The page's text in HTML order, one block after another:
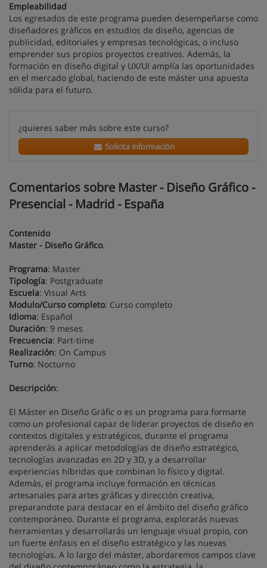
Empleabilidad
Los egresados de este programa pueden desempeñarse como
diseñadores gráficos en estudios de diseño, agencias de
publicidad, editoriales y empresas tecnológicas, o incluso
emprender sus propios proyectos creativos. Además, la
formación en diseño digital y UX/UI amplía las oportunidades
en el mercado global, haciendo de este máster una apuesta
sólida para el futuro.
¿quieres saber más sobre este curso?
Solicita información
Comentarios sobre Master - Diseño Gráfico -
Presencial - Madrid - España
Contenido
Master - Diseño Gráfico.
Programa: Master
Tipología: Postgraduate
Escuela: Visual Arts
Modulo/Curso completo: Curso completo
Idioma: Español
Duración: 9 meses
Frecuencia: Part-time
Realización: On Campus
Turno: Nocturno
Descripción:
El Máster en Diseño Gráfic o es un programa para formarte
como un profesional capaz de liderar proyectos de diseño en
contextos digitales y estratégicos, durante el programa
aprenderás a aplicar metodologías de diseño estratégico,
tecnologías avanzadas en 2D y 3D, y a desarrollar
experiencias híbridas que combinan lo físico y digital.
Además, el programa incluye formación en técnicas
artesanales para artes gráficas y dirección creativa,
preparandote para destacar en el ámbito del diseño gráfico
contemporáneo. Durante el programa, explorarás nuevas
herramientas y desarrollarás un lenguaje visual propio, con
un fuerte énfasis en el diseño estratégico y las nuevas
tecnologías. A lo largo del máster, abordaremos campos clave